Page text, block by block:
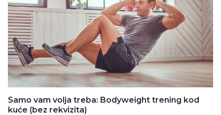
Samo vam volja treba: Bodyweight trening kod
kuće (bez rekvizita)